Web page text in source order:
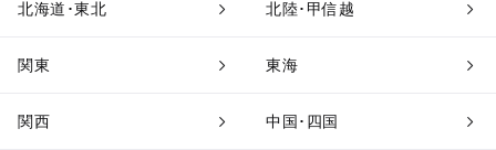
北海道･東北 北陸･甲信越
関東 東海
関西 中国･四国